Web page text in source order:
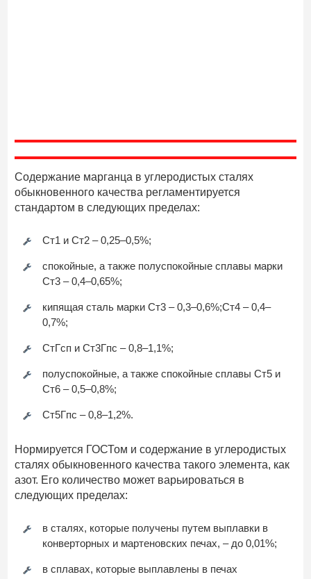
Содержание марганца в углеродистых сталях
обыкновенного качества регламентируется
стандартом в следующих пределах:
Ст1 и Ст2 – 0,25–0,5%;
спокойные, а также полуспокойные сплавы марки
Ст3 – 0,4–0,65%;
кипящая сталь марки Ст3 – 0,3–0,6%;Ст4 – 0,4–
0,7%;
СтГсп и Ст3Гпс – 0,8–1,1%;
полуспокойные, а также спокойные сплавы Ст5 и
Ст6 – 0,5–0,8%;
Ст5Гпс – 0,8–1,2%.
Нормируется ГОСТом и содержание в углеродистых
сталях обыкновенного качества такого элемента, как
азот. Его количество может варьироваться в
следующих пределах:
в сталях, которые получены путем выплавки в
конверторных и мартеновских печах, – до 0,01%;
в сплавах, которые выплавлены в печах